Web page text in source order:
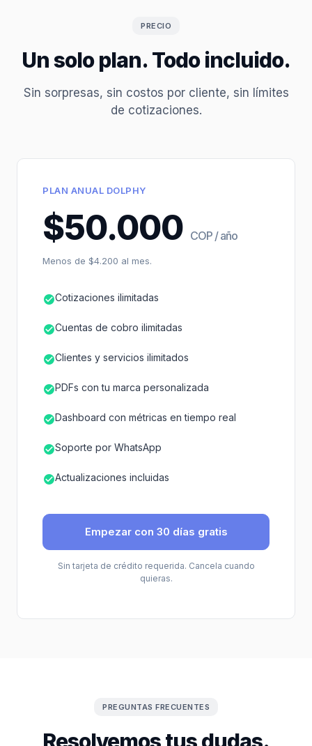
PRECIO
Un solo plan. Todo incluido.
Sin sorpresas, sin costos por cliente, sin límites
de cotizaciones.
PLAN ANUAL DOLPHY
$50.000 COP / año
Menos de $4.200 al mes.
Cotizaciones ilimitadas
Cuentas de cobro ilimitadas
Clientes y servicios ilimitados
PDFs con tu marca personalizada
Dashboard con métricas en tiempo real
Soporte por WhatsApp
Actualizaciones incluidas
Empezar con 30 días gratis
Sin tarjeta de crédito requerida. Cancela cuando
quieras.
PREGUNTAS FRECUENTES